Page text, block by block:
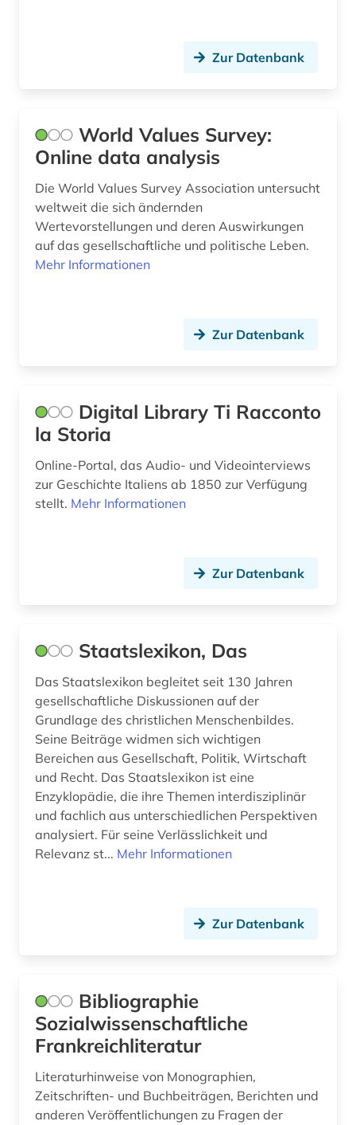
Zur Datenbank
World Values Survey:
Online data analysis
Die World Values Survey Association untersucht
weltweit die sich ändernden
Wertevorstellungen und deren Auswirkungen
auf das gesellschaftliche und politische Leben.
Mehr Informationen
Zur Datenbank
Digital Library Ti Racconto
la Storia
Online-Portal, das Audio- und Videointerviews
zur Geschichte Italiens ab 1850 zur Verfügung
stellt. Mehr Informationen
Zur Datenbank
Staatslexikon, Das
Das Staatslexikon begleitet seit 130 Jahren
gesellschaftliche Diskussionen auf der
Grundlage des christlichen Menschenbildes.
Seine Beiträge widmen sich wichtigen
Bereichen aus Gesellschaft, Politik, Wirtschaft
und Recht. Das Staatslexikon ist eine
Enzyklopädie, die ihre Themen interdisziplinär
und fachlich aus unterschiedlichen Perspektiven
analysiert. Für seine Verlässlichkeit und
Relevanz st... Mehr Informationen
Zur Datenbank
Bibliographie
Sozialwissenschaftliche
Frankreichliteratur
Literaturhinweise von Monographien,
Zeitschriften- und Buchbeiträgen, Berichten und
anderen Veröffentlichungen zu Fragen der